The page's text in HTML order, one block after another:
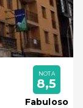
NOTA
8,5
Fabuloso